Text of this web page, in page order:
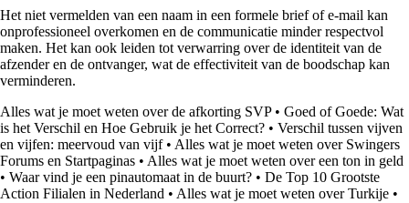
Het niet vermelden van een naam in een formele brief of e-mail kan
onprofessioneel overkomen en de communicatie minder respectvol
maken. Het kan ook leiden tot verwarring over de identiteit van de
afzender en de ontvanger, wat de effectiviteit van de boodschap kan
verminderen.
Alles wat je moet weten over de afkorting SVP• Goed of Goede: Wat
is het Verschil en Hoe Gebruik je het Correct? • Verschil tussen vijven
en vijfen: meervoud van vijf• Alles wat je moet weten over Swingers
Forums en Startpaginas • Alles wat je moet weten over een ton in geld
• Waar vind je een pinautomaat in de buurt? • De Top 10 Grootste
Action Filialen in Nederland • Alles wat je moet weten over Turkije •